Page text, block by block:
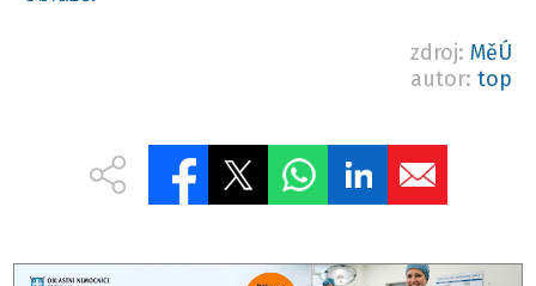
zdroj: MěÚ
autor: top